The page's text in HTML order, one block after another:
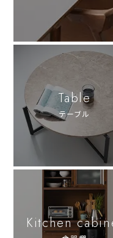
Table
テーブル
Kitchen